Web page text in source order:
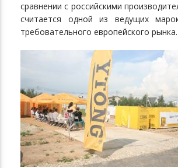
сравнении с российскими
считается одной из ведущих
требовательного европейского рынка.